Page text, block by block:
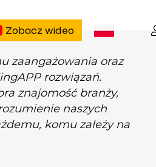
Zobacz wideo
zaangażowania oraz
rozwiązań.
znajomość branży,
naszych
komu zależy na